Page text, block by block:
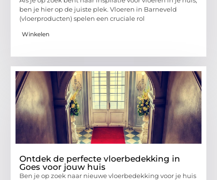
ben je hier op de juiste plek. Vloeren in Barneveld
(vloerproducten) spelen een cruciale rol
Winkelen
Ontdek de perfecte vloerbedekking in
Goes voor jouw huis
Ben je op zoek naar nieuwe vloerbedekking voor je huis